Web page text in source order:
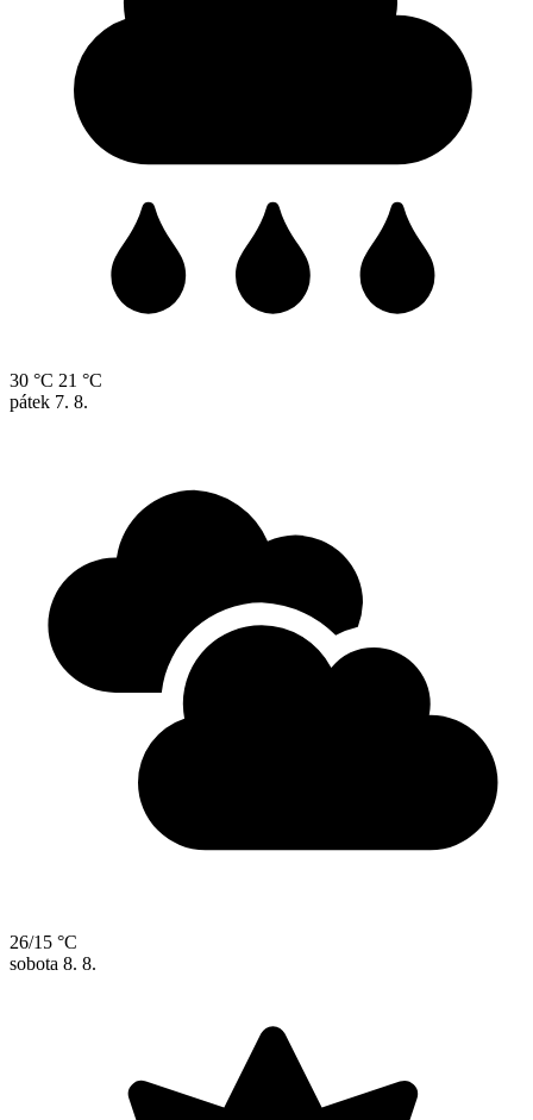
30 °C 21 °C
pátek 7. 8.
26/15 °C
sobota 8. 8.